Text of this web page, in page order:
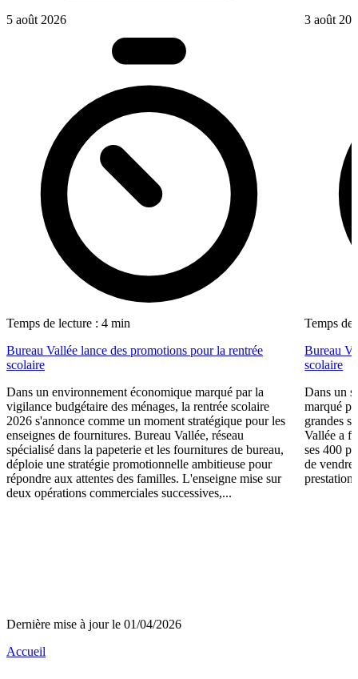
5 août 2026
Temps de lecture : 4 min
Bureau Vallée lance des promotions pour la rentrée
scolaire
Dans un environnement économique marqué par la
vigilance budgétaire des ménages, la rentrée scolaire
2026 s'annonce comme un moment stratégique pour les
enseignes de fournitures. Bureau Vallée, réseau
spécialisé dans la papeterie et les fournitures de bureau,
déploie une stratégie promotionnelle ambitieuse pour
répondre aux attentes des familles. L'enseigne mise sur
deux opérations commerciales successives,...
3 août
Temps de
Bureau
scolaire
Dans un
marqué
grandes
Vallée a
ses 400
de vendre
Dernière mise à jour le 01/04/2026
Accueil